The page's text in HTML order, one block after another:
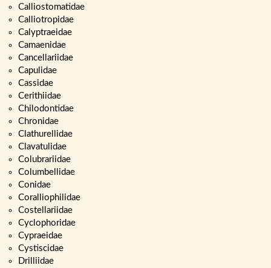
Calliostomatidae
Calliotropidae
Calyptraeidae
Camaenidae
Cancellariidae
Capulidae
Cassidae
Cerithiidae
Chilodontidae
Chronidae
Clathurellidae
Clavatulidae
Colubrariidae
Columbellidae
Conidae
Coralliophilidae
Costellariidae
Cyclophoridae
Cypraeidae
Cystiscidae
Drilliidae